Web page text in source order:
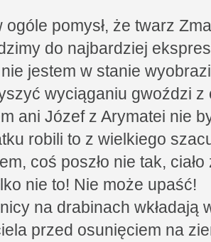
ogóle pomysł, że twarz
do najbardziej
jestem w stanie
wyciąganiu gwoździ z
ani Józef z Arymatei nie
robili to z wielkiego
coś poszło nie tak,
nie to! Nie może upaść!
na drabinach wkładają
przed osunięciem na